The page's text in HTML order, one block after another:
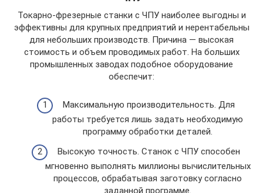
Токарно-фрезерные станки с ЧПУ наиболее выгодны и
эффективны для крупных предприятий и нерентабельны
для небольших производств. Причина — высокая
стоимость и объем проводимых работ. На больших
промышленных заводах подобное оборудование
обеспечит:
Максимальную производительность. Для
работы требуется лишь задать необходимую
программу обработки деталей.
Высокую точность. Станок с ЧПУ способен
мгновенно выполнять миллионы вычислительных
процессов, обрабатывая заготовку согласно
заданной программе.